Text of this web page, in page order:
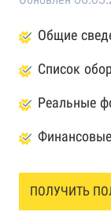
Общие
Список
Реальные
ПОЛУЧИТЬ